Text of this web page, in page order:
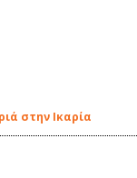
στην Ικαρία